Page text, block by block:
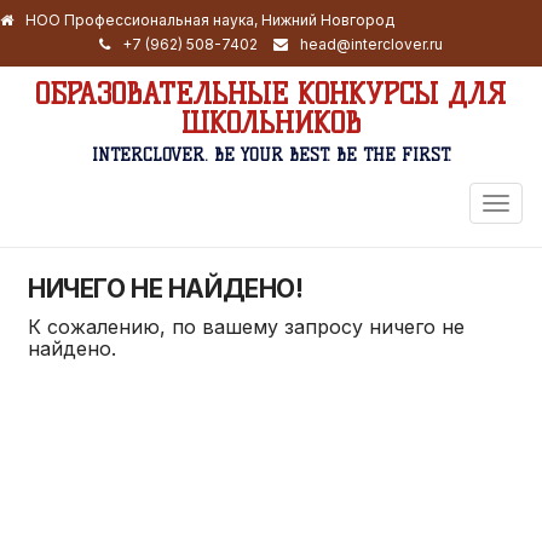
НОО Профессиональная наука, Нижний Новгород
+7 (962) 508-7402
head@interclover.ru
ОБРАЗОВАТЕЛЬНЫЕ КОНКУРСЫ ДЛЯ
ШКОЛЬНИКОВ
INTERCLOVER. BE YOUR BEST. BE THE FIRST.
НИЧЕГО НЕ НАЙДЕНО!
К сожалению, по вашему запросу ничего не
найдено.